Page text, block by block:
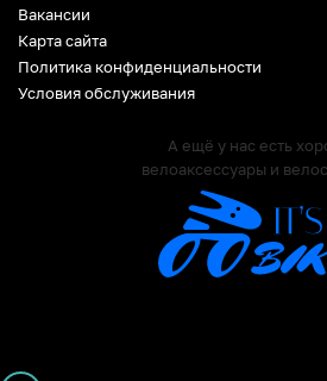
Вакансии
Карта сайта
Политика конфиденциальности
Условия обслуживания
А ещё у нас есть
велоаксессуары и